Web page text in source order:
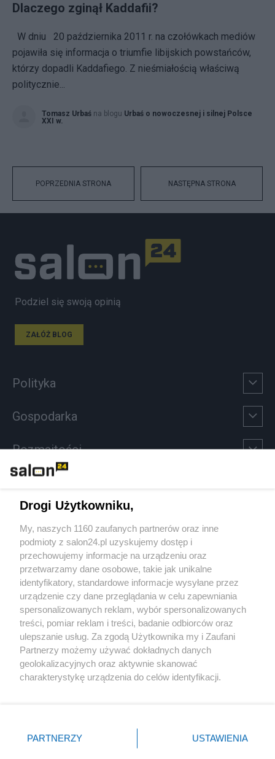
Dlaczego zginął Kaddafii?
W dniu 20 października 2011 r. na czołówkach mediów
pojawiła się informacja o triumfie libijskich powstańców,
którzy dopadli Kaddafiego. Z nieśmiałością właściwą
politycznie...
Tomasz Urbaś na blogu Urbaś o nowoczesnej i silnej Polsce
XXI w.
POPRZEDNIA STRONA NASTĘPNA STRONA
Podziel się swoją opinią
ZAŁÓŻ BLOG
Polityka
Gospodarka
Rozmaitości
Sport
Społeczeństwo
Kultura
X Facebook Instagram Youtube
Drogi Użytkowniku,
My, naszych 1160 zaufanych partnerów oraz inne
podmioty z salon24.pl uzyskujemy dostęp i
przechowujemy informacje na urządzeniu oraz
przetwarzamy dane osobowe, takie jak unikalne
identyfikatory, standardowe informacje wysyłane przez
urządzenie czy dane przeglądania w celu zapewniania
spersonalizowanych reklam, wybór spersonalizowanych
treści, pomiar reklam i treści, badanie odbiorców oraz
ulepszanie usług. Za zgodą Użytkownika my i Zaufani
Partnerzy możemy używać dokładnych danych
geolokalizacyjnych oraz aktywnie skanować
charakterystykę urządzenia do celów identyfikacji.
zmienić/wycofać klikając przycisk ustawień prywatności
znajdujący się w lewym dolnym rogu strony
PARTNERZY USTAWIENIA